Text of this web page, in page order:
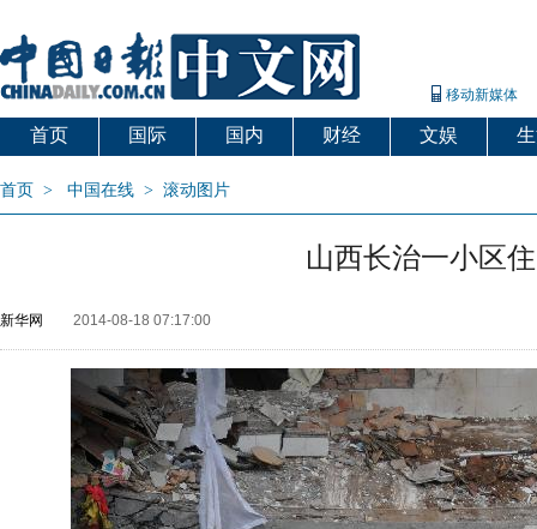
移动新媒体
首页 国际 国内 财经 文娱
首页 > 中国在线 > 滚动图片
山西长治一小区
新华网 2014-08-18 07:17:00